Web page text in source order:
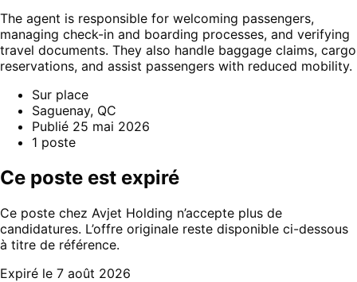
The agent is responsible for welcoming passengers,
managing check-in and boarding processes, and verifying
travel documents. They also handle baggage claims, cargo
reservations, and assist passengers with reduced mobility.
Sur place
Saguenay, QC
Publié 25 mai 2026
1 poste
Ce poste est expiré
Ce poste chez Avjet Holding n’accepte plus de
candidatures. L’offre originale reste disponible ci-dessous
à titre de référence.
Expiré le 7 août 2026